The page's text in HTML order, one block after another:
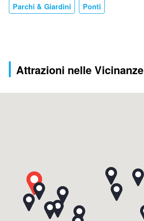
Parchi & Giardini Ponti
Attrazioni nelle Vicinanze